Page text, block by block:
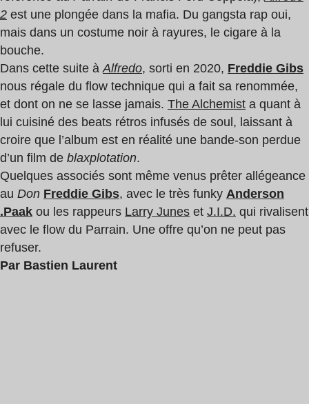
2 est une plongée dans la mafia. Du gangsta rap oui,
mais dans un costume noir à rayures, le cigare à la
bouche.
Dans cette suite àAlfredo, sorti en 2020, Freddie Gibs
nous régale du flow technique qui a fait sa renommée,
et dont on ne se lasse jamais. The Alchemist a quant à
lui cuisiné des beats rétros infusés de soul, laissant à
croire que l’album est en réalité une bande-son perdue
d’un film de blaxplotation.
Quelques associés sont même venus prêter allégeance
au Don Freddie Gibs, avec le très funky Anderson
.Paak ou les rappeurs Larry Junes et J.I.D. qui rivalisent
avec le flow du Parrain. Une offre qu’on ne peut pas
refuser.
Par Bastien Laurent